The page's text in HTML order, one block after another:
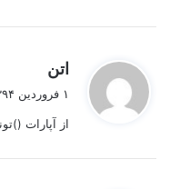
اتن
ت
:
۱ فروردین ۱۳۹۴ در ۱۰:۳۸ ب٫ظ
از آپارات